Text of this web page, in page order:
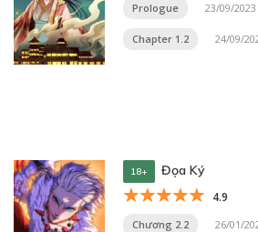
Prologue 23/09/2023
Chapter 1.2 24/09/
18+ Đọa Ký
4.9
Chương 2.2 26/01/